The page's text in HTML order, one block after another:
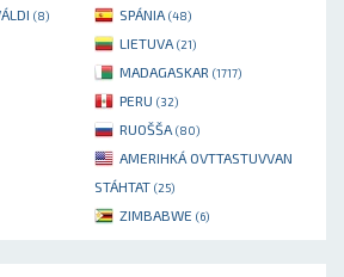
(8) SPÁNIA (48)
LIETUVA (21)
MADAGASKAR (1717)
PERU (32)
RUOŠŠA (80)
AMERIHKÁ OVTTASTUVVAN
STÁHTAT (25)
ZIMBABWE (6)